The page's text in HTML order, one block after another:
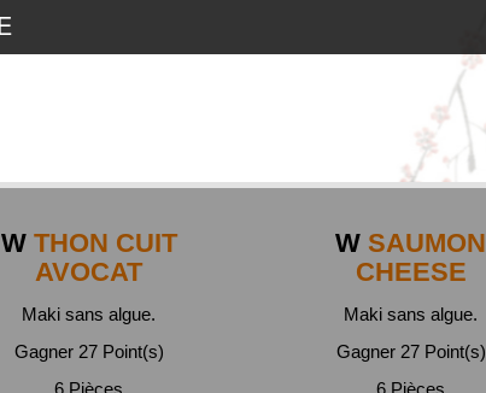
WTHON CUIT
AVOCAT
Maki sans algue.
Gagner 27 Point(s)
6 Pièces
W SAUMON
CHEESE
Maki sans algue.
Gagner 27 Point(s)
6 Pièces